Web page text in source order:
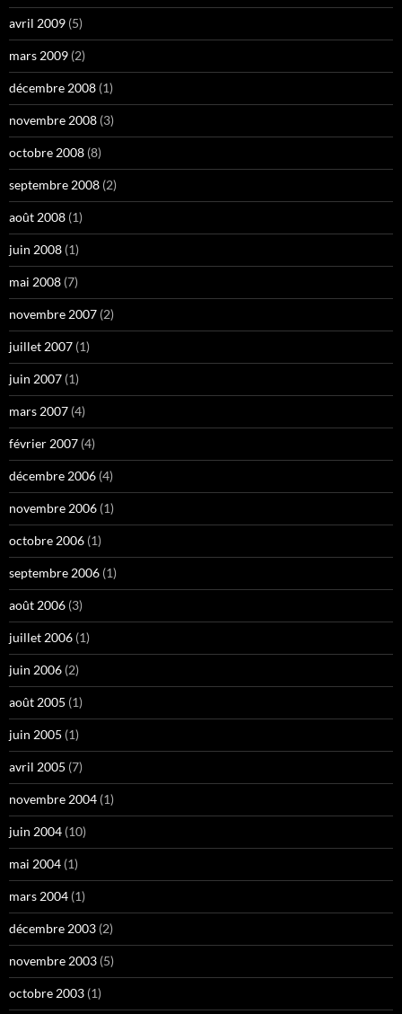
avril 2009 (5)
mars 2009 (2)
décembre 2008 (1)
novembre 2008 (3)
octobre 2008 (8)
septembre 2008 (2)
août 2008 (1)
juin 2008 (1)
mai 2008 (7)
novembre 2007 (2)
juillet 2007 (1)
juin 2007 (1)
mars 2007 (4)
février 2007 (4)
décembre 2006 (4)
novembre 2006 (1)
octobre 2006 (1)
septembre 2006 (1)
août 2006 (3)
juillet 2006 (1)
juin 2006 (2)
août 2005 (1)
juin 2005 (1)
avril 2005 (7)
novembre 2004 (1)
juin 2004 (10)
mai 2004 (1)
mars 2004 (1)
décembre 2003 (2)
novembre 2003 (5)
octobre 2003 (1)